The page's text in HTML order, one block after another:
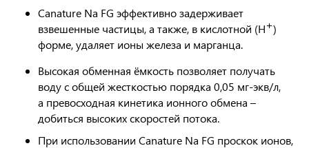
Canature Na FG эффективно задерживает
взвешенные частицы, а также, в кислотной (H+)
форме, удаляет ионы железа и марганца.
Высокая обменная ёмкость позволяет получать
воду с общей жесткостью порядка 0,05 мг-экв/л,
а превосходная кинетика ионного обмена –
добиться высоких скоростей потока.
При использовании Canature Na FG проскок ионов,